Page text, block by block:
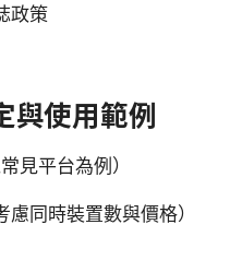
政策
與使用範例
見平台為例）
同時裝置數與價格）